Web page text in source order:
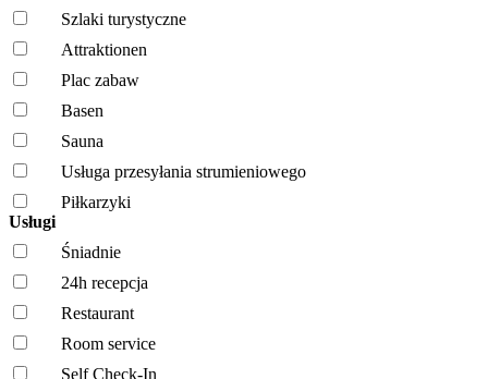
Szlaki turystyczne
Attraktionen
Plac zabaw
Basen
Sauna
Usługa przesyłania strumieniowego
Piłkarzyki
Usługi
Śniadnie
24h recepcja
Restaurant
Room service
Self Check-In